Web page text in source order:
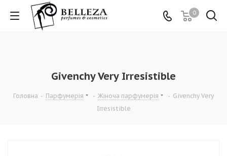
0
Givenchy Very Irresistible
Головна - Парфумерія - Жіноча парфумерія - Givenchy Very
Irresistible